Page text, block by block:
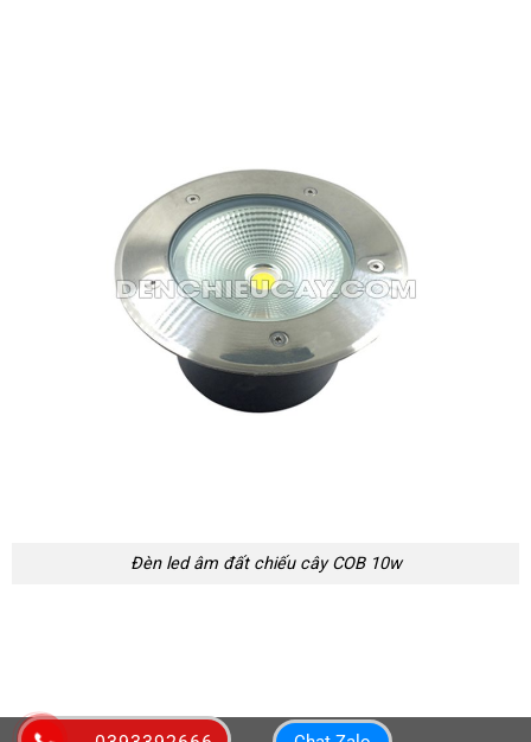
Đèn led âm đất chiếu cây COB 10w